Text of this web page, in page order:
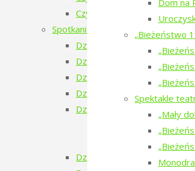
Dom na
„Bieżeństwo
Spektakle
„Mały
Czytanie Puszczy (2026)
Spotkania na Granicy
Dzień Ukraiński
Dzień Białoruski
Dzień Szwajcarski
Dzień Gruziński
Dzień Tatarski
Dzień Tatarski –
Dzien Tatarski –
Dzień Szwedzki